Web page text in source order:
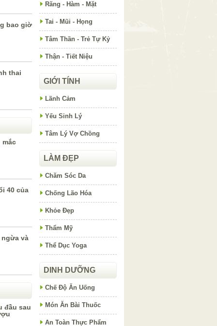
bao giờ
thai
mắc
40 của
và
đầu sau
Răng - Hàm - Mặt
Tai - Mũi - Họng
Tâm Thần - Trẻ Tự Kỷ
Thận - Tiết Niệu
GIỚI TÍNH
Lãnh Cảm
Yếu Sinh Lý
Tâm Lý Vợ Chồng
LÀM ĐẸP
Chăm Sóc Da
Chống Lão Hóa
Khỏe Đẹp
Thẩm Mỹ
Thể Dục Yoga
DINH DƯỠNG
Chế Độ Ăn Uống
Món Ăn Bài Thuốc
An Toàn Thực Phẩm